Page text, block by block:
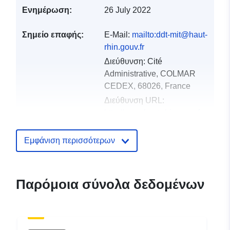
Ενημέρωση: 26 July 2022
Σημείο επαφής: E-Mail: mailto:ddt-mit@haut-
rhin.gouv.fr
Διεύθυνση: Cité
Administrative, COLMAR
CEDEX, 68026, France
Διεύθυνση URL:
Αρχείο
καταλόγου:
Προστίθεται στο data.europa.eu:
December 2021
01 October 2022
Εμφάνιση περισσότερων
Παρόμοια σύνολα δεδομένων